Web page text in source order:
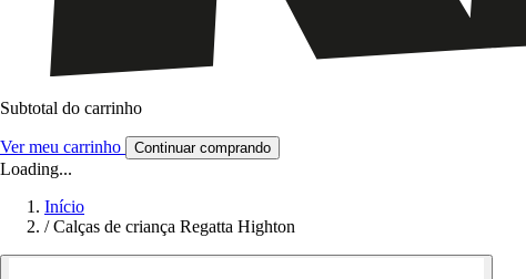
Subtotal do carrinho
Ver meu carrinho Continuar comprando
Loading...
Início
/ Calças de criança Regatta Highton